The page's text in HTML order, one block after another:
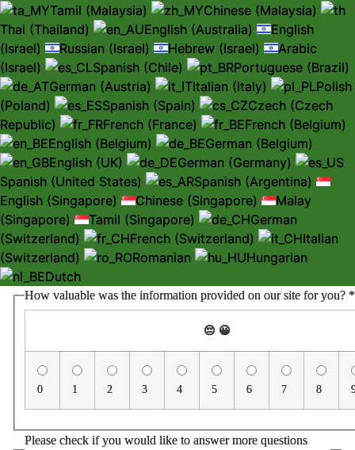
Tamil (Malaysia)
Chinese (Malaysia)
Thai (Thailand)
English (Australia)
English
(Israel)
Russian (Israel) Hebrew (Israel)
Arabic
(Israel)
Spanish (Chile)
Portuguese (Brazil)
German (Austria)
Italian (Italy)
Polish
(Poland)
Spanish (Spain)
Czech (Czech
Republic)
French (France)
French (Belgium)
English (Belgium)
German (Belgium)
English (UK)
German (Germany)
Spanish (United States)
Spanish (Argentina)
English (Singapore)
Chinese (Singapore)
Malay
(Singapore)
Tamil (Singapore)
German
(Switzerland)
French (Switzerland)
Italian
(Switzerland)
Romanian
Hungarian
Dutch
How valuable was the information provided on our site for you? *
😔 😀
0 1 2 3 4 5 6 7 8
Please check if you would like to answer more questions